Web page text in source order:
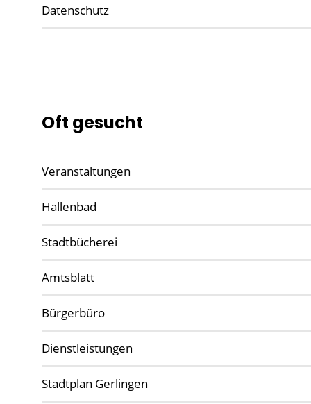
Datenschutz
Oft gesucht
Veranstaltungen
Hallenbad
Stadtbücherei
Amtsblatt
Bürgerbüro
Dienstleistungen
Stadtplan Gerlingen